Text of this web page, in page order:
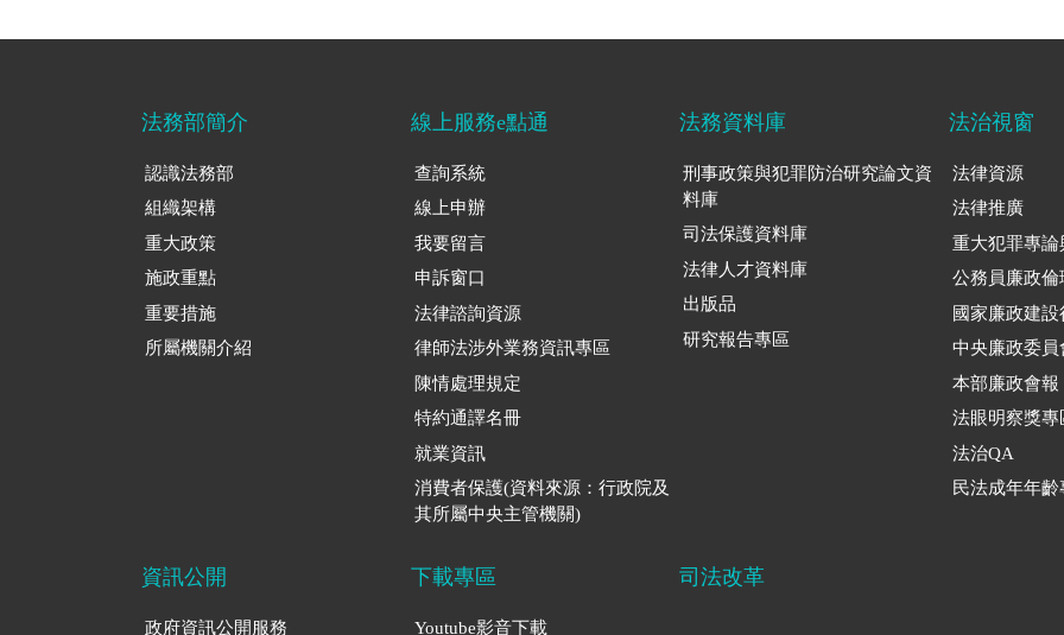
法務部簡介
認識法務部
組織架構
重大政策
施政重點
重要措施
所屬機關介紹
線上服務e點通
查詢系統
線上申辦
我要留言
申訴窗口
法律諮詢資源
律師法涉外業務資訊專區
陳情處理規定
特約通譯名冊
就業資訊
消費者保護(資料來源：行政院及
其所屬中央主管機關)
法務資料庫
刑事政策與犯罪防治研究論文資
料庫
司法保護資料庫
法律人才資料庫
出版品
研究報告專區
法治視窗
法律資源
法律推廣
重大犯罪專論
公務員廉政倫
國家廉政建設
中央廉政委員
本部廉政會報
法眼明察獎專
法治QA
民法成年年齡
資訊公開
政府資訊公開服務
下載專區
Youtube影音下載
司法改革